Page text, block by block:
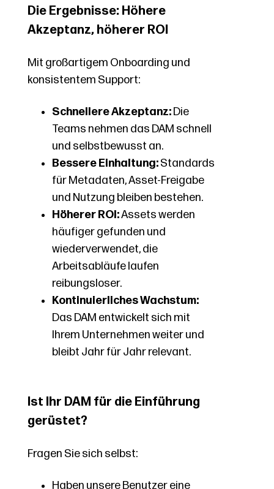
Die Ergebnisse: Höhere
Akzeptanz, höherer ROI
Mit großartigem Onboarding und
konsistentem Support:
Schnellere Akzeptanz: Die
Teams nehmen das DAM schnell
und selbstbewusst an.
Bessere Einhaltung:Standards
für Metadaten, Asset-Freigabe
und Nutzung bleiben bestehen.
Höherer ROI:Assets werden
häufiger gefunden und
wiederverwendet, die
Arbeitsabläufe laufen
reibungsloser.
Kontinuierliches Wachstum:
Das DAM entwickelt sich mit
Ihrem Unternehmen weiter und
bleibt Jahr für Jahr relevant.
Ist Ihr DAM für die Einführung
gerüstet?
Fragen Sie sich selbst:
Haben unsere Benutzer eine